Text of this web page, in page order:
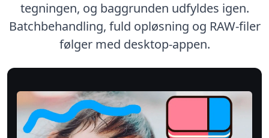
tegningen, og baggrunden udfyldes igen.
Batchbehandling, fuld opløsning og RAW-filer
følger med desktop-appen.